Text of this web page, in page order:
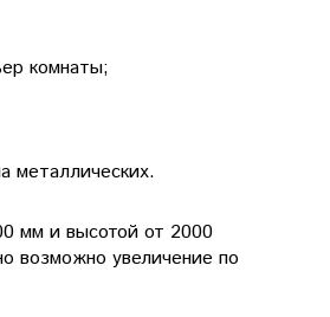
комнаты;
металлических.
мм и высотой от 2000
возможно увеличение по